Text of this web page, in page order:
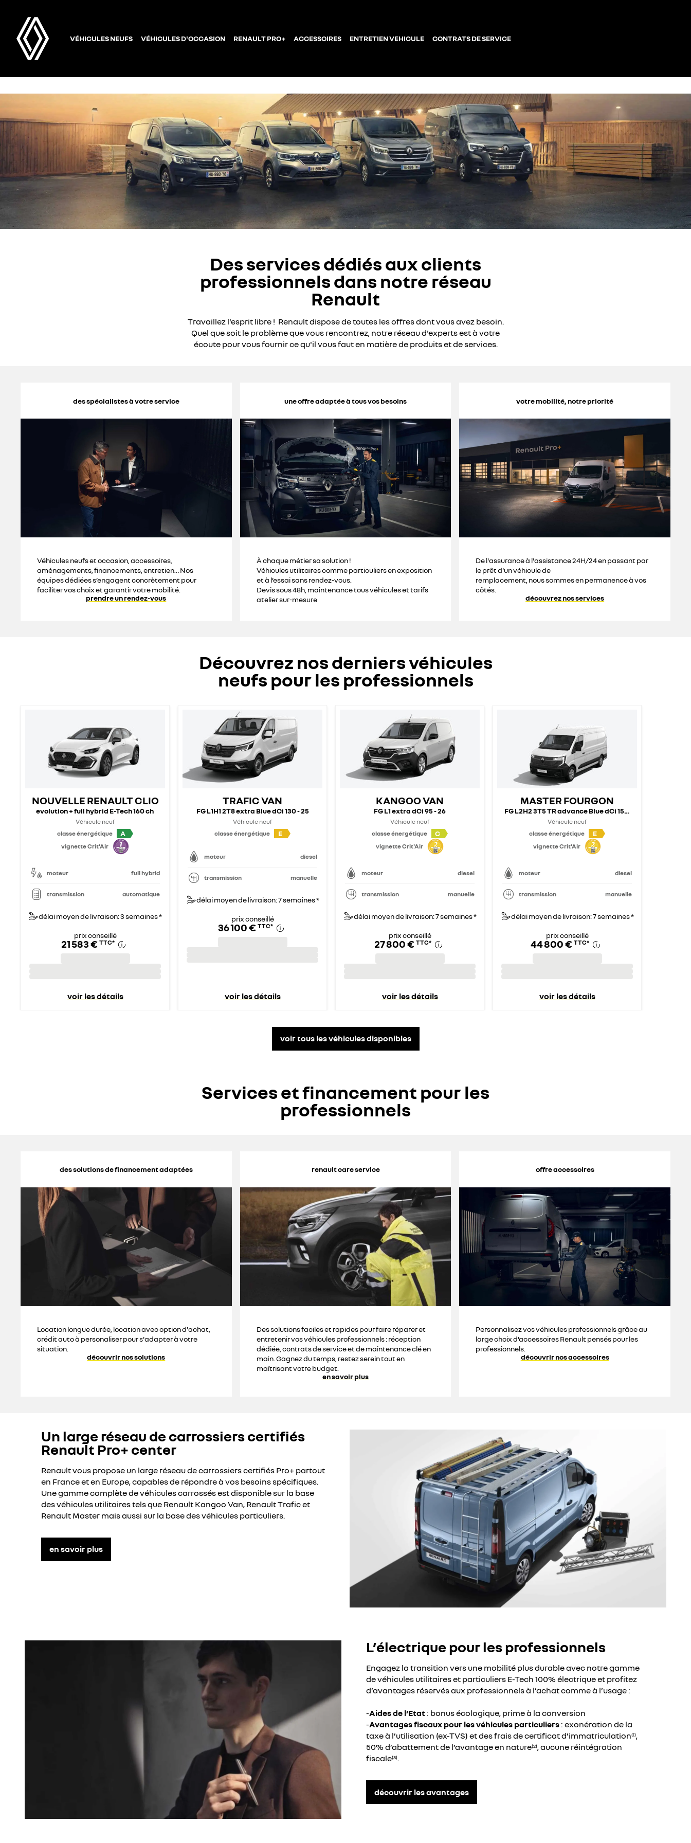
VÉHICULES NEUFS VÉHICULES D'OCCASION RENAULT PRO+ ACCESSOIRES ENTRETIEN VEHICULE CONTRATS DE SERVICE
Des services dédiés aux clients
professionnels dans notre réseau
Renault
Travaillez l'esprit libre ! Renault dispose de toutes les offres dont vous avez besoin.
Quel que soit le problème que vous rencontrez, notre réseau d'experts est à votre
écoute pour vous fournir ce qu'il vous faut en matière de produits et de services.
des spécialistes à votre service
Véhicules neufs et occasion, accessoires,
aménagements, financements, entretien… Nos
équipes dédiées s’engagent concrètement pour
faciliter vos choix et garantir votre mobilité.
prendre un rendez-vous
une offre adaptée à tous vos besoins
À chaque métier sa solution !
Véhicules utilitaires comme particuliers en exposition
et à l’essai sans rendez-vous.
Devis sous 48h, maintenance tous véhicules et tarifs
atelier sur-mesure
votre mobilité, notre priorité
De l'assurance à l'assistance 24H/24 en passant par
le prêt d'un véhicule de
remplacement, nous sommes en permanence à vos
côtés.
découvrez nos services
Découvrez nos derniers véhicules
neufs pour les professionnels
NOUVELLE RENAULT CLIO
evolution + full hybrid E-Tech 160 ch
Véhicule neuf
classe énergétique
A
vignette Crit'Air
moteur full hybrid
transmission automatique
délai moyen de livraison: 3 semaines *
prix conseillé
21 583 € TTC*
voir les détails
TRAFIC VAN
FG L1H1 2T8 extra Blue dCi 130 - 25
Véhicule neuf
classe énergétique
E
moteur diesel
transmission manuelle
délai moyen de livraison: 7 semaines *
prix conseillé
36 100 € TTC*
voir les détails
KANGOO VAN
FG L1 extra dCi 95 - 26
Véhicule neuf
classe énergétique
C
vignette Crit'Air
moteur diesel
transmission manuelle
délai moyen de livraison: 7 semaines *
prix conseillé
27 800 € TTC*
voir les détails
MASTER FOURGON
FG L2H2 3T5 TR advance Blue dCi 150 - 25
Véhicule neuf
classe énergétique
E
vignette Crit'Air
moteur diesel
transmission manuelle
délai moyen de livraison: 7 semaines *
prix conseillé
44 800 € TTC*
voir les détails
voir tous les véhicules disponibles
Services et financement pour les
professionnels
des solutions de financement adaptées
Location longue durée, location avec option d'achat,
crédit auto à personaliser pour s'adapter à votre
situation.
découvrir nos solutions
renault care service
Des solutions faciles et rapides pour faire réparer et
entretenir vos véhicules professionnels : réception
dédiée, contrats de service et de maintenance clé en
main. Gagnez du temps, restez serein tout en
maîtrisant votre budget.
en savoir plus
offre accessoires
Personnalisez vos véhicules professionnels grâce au
large choix d’accessoires Renault pensés pour les
professionnels.
découvrir nos accessoires
Un large réseau de carrossiers certifiés
Renault Pro+ center
Renault vous propose un large réseau de carrossiers certifiés Pro+ partout
en France et en Europe, capables de répondre à vos besoins spécifiques.
Une gamme complète de véhicules carrossés est disponible sur la base
des véhicules utilitaires tels que Renault Kangoo Van, Renault Trafic et
Renault Master mais aussi sur la base des véhicules particuliers.
en savoir plus
L’électrique pour les professionnels
Engagez la transition vers une mobilité plus durable avec notre gamme
de véhicules utilitaires et particuliers E-Tech 100% électrique et profitez
d’avantages réservés aux professionnels à l’achat comme à l’usage :
-Aides de l’Etat : bonus écologique, prime à la conversion
-Avantages fiscaux pour les véhicules particuliers : exonération de la
taxe à l’utilisation (ex-TVS) et des frais de certificat d’immatriculation(1),
50% d’abattement de l’avantage en nature(2), aucune réintégration
fiscale(3).
découvrir les avantages